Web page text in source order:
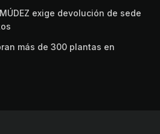
exige devolución de sede
más de 300 plantas en